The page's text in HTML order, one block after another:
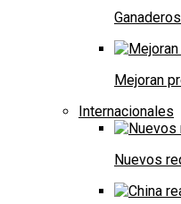
Mejoran
Internacionales
Nuevos